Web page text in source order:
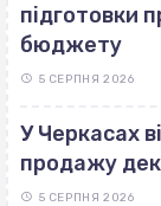
підготовки
бюджету
5 СЕРПНЯ 2026
У Черкасах
продажу
5 СЕРПНЯ 2026